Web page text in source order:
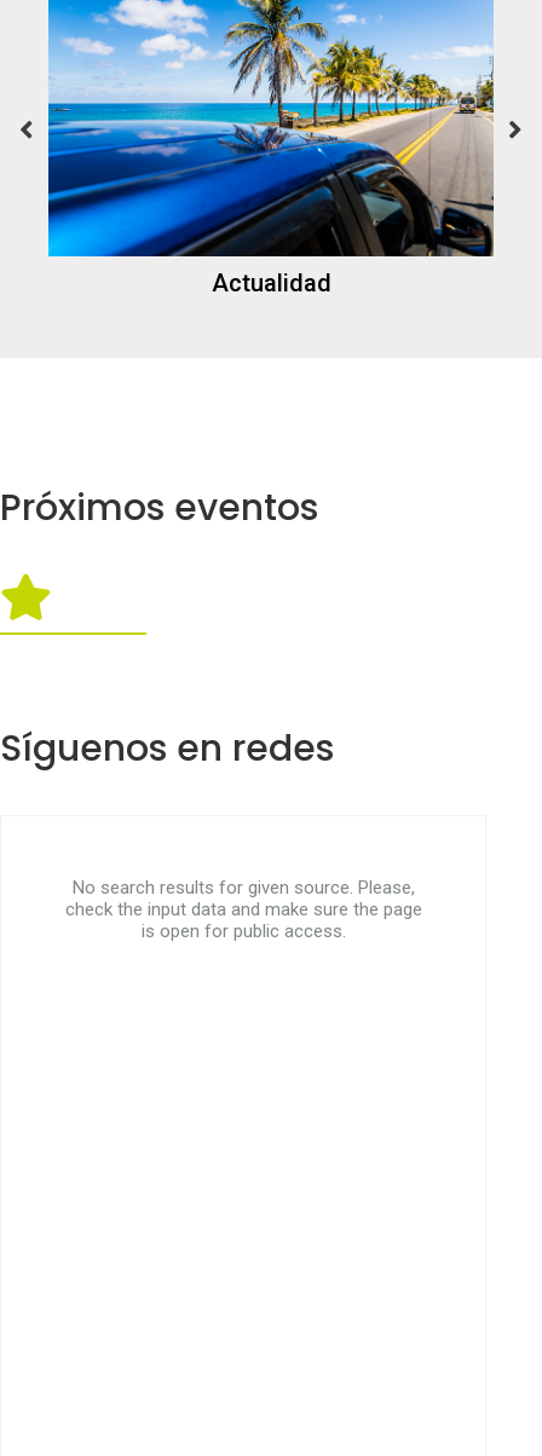
Actualidad
Próximos eventos
Síguenos en redes
No search results for given source. Please,
check the input data and make sure the page
is open for public access.